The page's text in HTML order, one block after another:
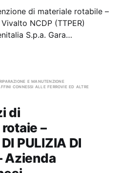
di materiale rotabile –
NCDP (TTPER)
S.p.a. Gara
e manutenzione
affini connessi alle ferrovie ed altre
di
–
PULIZIA DI
Azienda